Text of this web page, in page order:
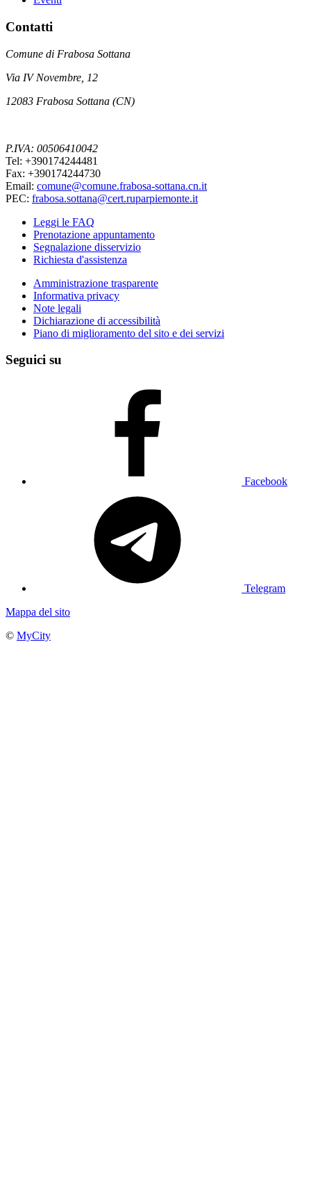
Contatti
Comune di Frabosa Sottana
Via IV Novembre, 12
12083 Frabosa Sottana (CN)
P.IVA: 00506410042
Tel: +390174244481
Fax: +390174244730
Email: comune@comune.frabosa-sottana.cn.it
PEC: frabosa.sottana@cert.ruparpiemonte.it
Leggi le FAQ
Prenotazione appuntamento
Segnalazione disservizio
Richiesta d'assistenza
Amministrazione trasparente
Informativa privacy
Note legali
Dichiarazione di accessibilità
Piano di miglioramento del sito e dei servizi
Seguici su
Facebook
Telegram
Mappa del sito
© MyCity